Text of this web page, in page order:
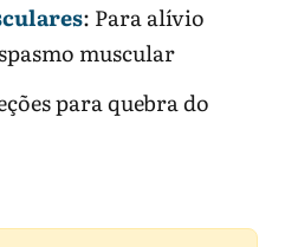
: Para alívio
muscular
para quebra do